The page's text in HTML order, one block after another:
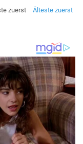
zuerst
Älteste zuerst